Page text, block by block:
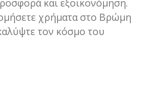
και εξοικονόμηση.
χρήματα στο Βρώμη
τον κόσμο του